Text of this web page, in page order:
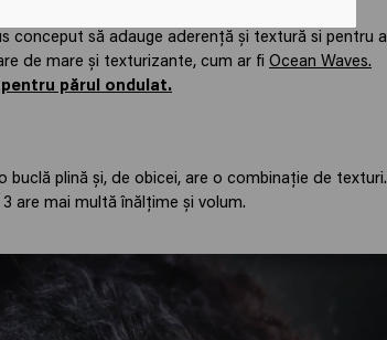
conceput să adauge aderență și textură si pentru a
de mare și texturizante, cum ar fi Ocean Waves.
părul ondulat.
buclă plină și, de obicei, are o combinație de texturi.
are mai multă înălțime și volum.